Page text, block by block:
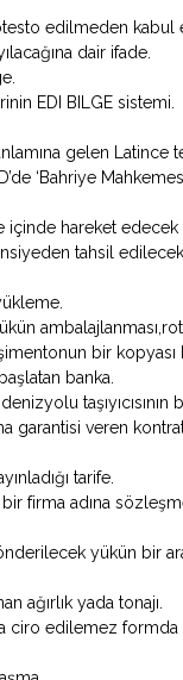
edilmeden kabul
dair ifade.
EDI BILGE sistemi.
gelen Latince
‘Bahriye
içinde hareket
tahsil
bir kopyası
banka.
taşıyıcısının
garantisi veren
tarife.
firma adına
yükün bir
ağırlık yada tonajı.
ciro edilemez formda